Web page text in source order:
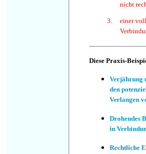
nicht
3.
einer
Diese Praxis-
Verjährung
den
Verlangen
Drohendes
in
Rechtliche